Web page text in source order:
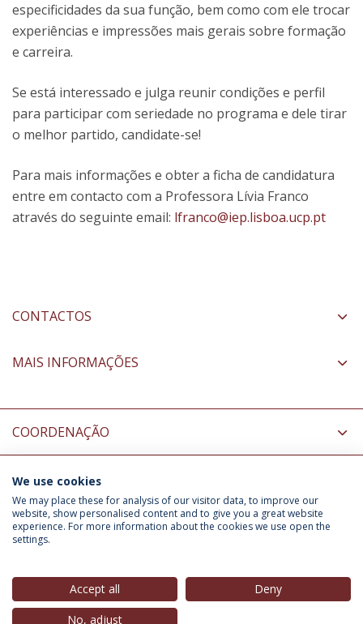
especificidades da sua função, bem como com ele trocar
experiências e impressões mais gerais sobre formação
e carreira.
Se está interessado e julga reunir condições e perfil
para participar com seriedade no programa e dele tirar
o melhor partido, candidate-se!
Para mais informações e obter a ficha de candidatura
entre em contacto com a Professora Lívia Franco
através do seguinte email: lfranco@iep.lisboa.ucp.pt
CONTACTOS
MAIS INFORMAÇÕES
COORDENAÇÃO
INFORMAÇÃO PARA
We use cookies
We may place these for analysis of our visitor data, to improve our
website, show personalised content and to give you a great website
experience. For more information about the cookies we use open the
settings.
Accept all
Deny
No, adjust